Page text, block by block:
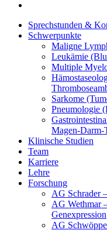
Sprechstunden &
Schwerpunkte
Maligne
Leukämie
Multiple
Sarkome
Pneumologie
Magen-Darm-
Klinische Studien
Team
Karriere
Lehre
Forschung
AG Schrader
AG Wethmar
Genexpression
AG